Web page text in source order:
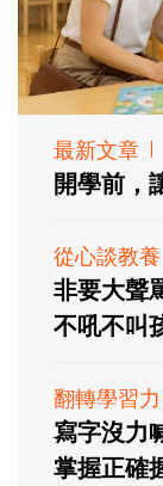
最新文章
開學前，
從心談教養
非要大聲
不吼不叫
翻轉學習力
寫字沒力
掌握正確